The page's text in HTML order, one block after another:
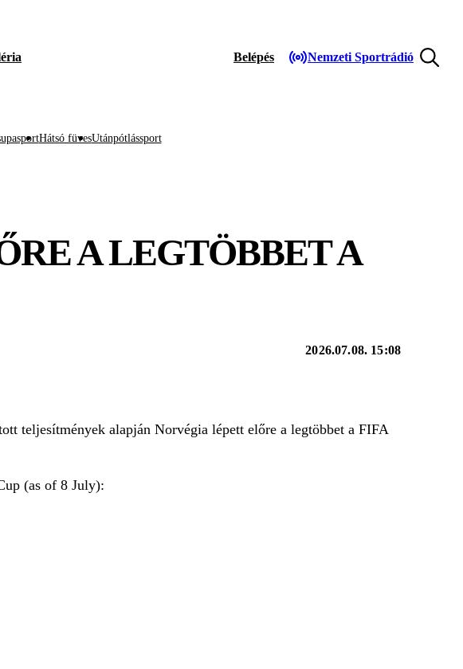
Belépés Nemzeti Sportrádió
Hátsó füvesUtánpótlássport
A LEGTÖBBET A
2026.07.08. 15:08
teljesítmények alapján Norvégia lépett előre a legtöbbet a FIFA
(as of 8 July):